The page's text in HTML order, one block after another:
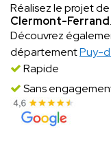
Réalisez le projet
Clermont-Ferrand.
Découvrez
départementPuy-
Rapide
Sans